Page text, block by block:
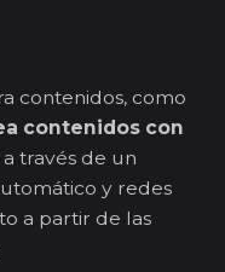
contenidos, como
contenidos con
a través de un
y redes
a partir de las